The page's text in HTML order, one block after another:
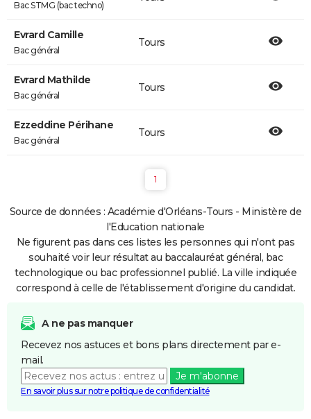
Bac STMG (bac techno)
Evrard Camille
Bac général
Tours
Evrard Mathilde
Bac général
Tours
Ezzeddine Périhane
Bac général
Tours
1
Source de données : Académie d'Orléans-Tours - Ministère de
l'Education nationale
Ne figurent pas dans ces listes les personnes qui n'ont pas
souhaité voir leur résultat au baccalauréat général, bac
technologique ou bac professionnel publié. La ville indiquée
correspond à celle de l'établissement d'origine du candidat.
A ne pas manquer
Recevez nos astuces et bons plans directement par e-
mail.
Je m'abonne
En savoir plus sur notre politique de confidentialité